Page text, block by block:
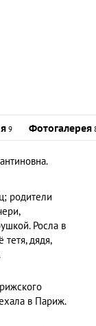
9 Фотогалерея
родители
Росла в
дядя,
в Париж.